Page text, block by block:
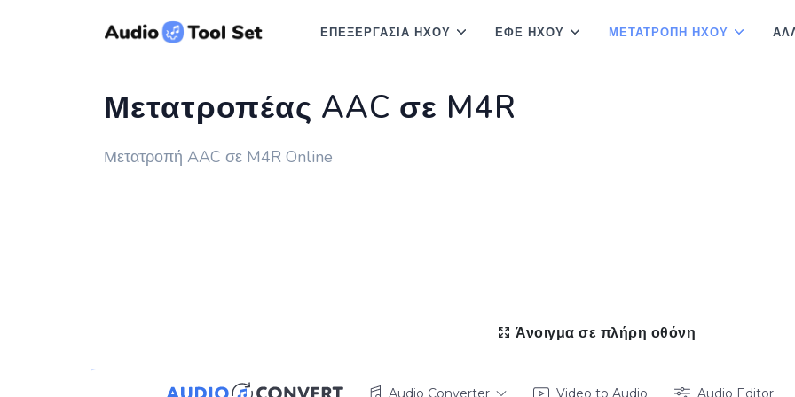
ΕΠΕΞΕΡΓΑΣΊΑ ΉΧΟΥ ΕΦΈ ΉΧΟΥ ΜΕΤΑΤΡΟΠΉ ΉΧΟΥ
Μετατροπέας AAC σε M4R
Μετατροπή AAC σε M4R Online
Άνοιγμα σε πλήρη οθόνη